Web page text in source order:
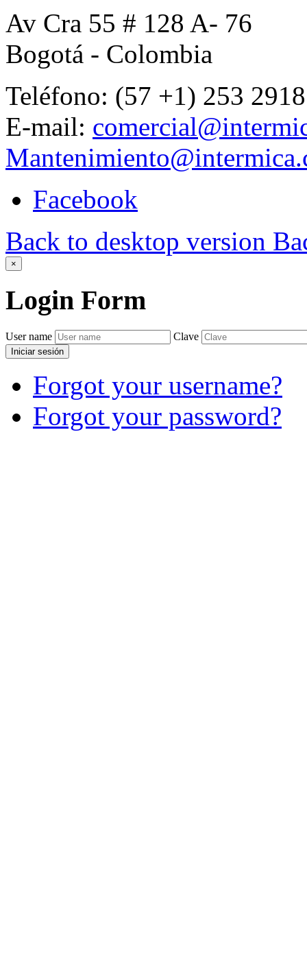
Av Cra 55 # 128 A- 76
Bogotá - Colombia
Teléfono: (57 +1) 253
E-mail:
Facebook
Back to desktop version
×
Login Form
User name Clave
Iniciar sesión
Forgot your username?
Forgot your password?